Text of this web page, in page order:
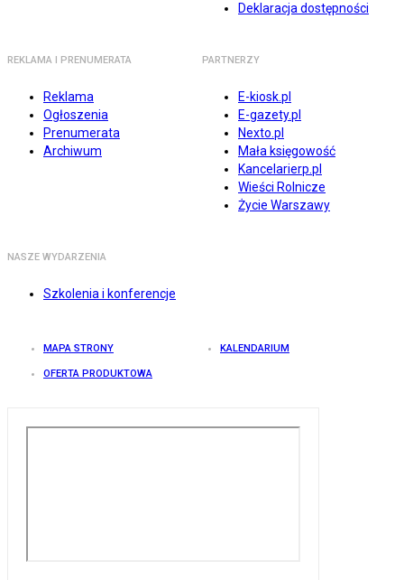
Deklaracja dostępności
REKLAMA I PRENUMERATA
Reklama
Ogłoszenia
Prenumerata
Archiwum
PARTNERZY
E-kiosk.pl
E-gazety.pl
Nexto.pl
Mała księgowość
Kancelarierp.pl
Wieści Rolnicze
Życie Warszawy
NASZE WYDARZENIA
Szkolenia i konferencje
MAPA STRONY KALENDARIUM
OFERTA PRODUKTOWA